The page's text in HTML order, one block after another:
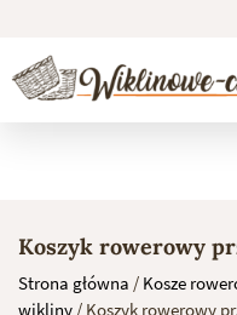
content
Koszyk rowerowy
Strona główna / Kosze
wikliny / Koszyk rowerowy